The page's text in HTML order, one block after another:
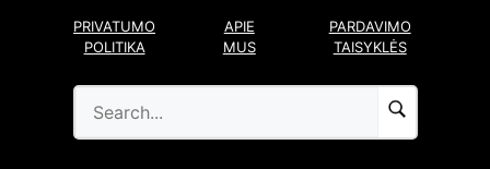
PRIVATUMO
POLITIKA
APIE
MUS
PARDAVIMO
TAISYKLĖS